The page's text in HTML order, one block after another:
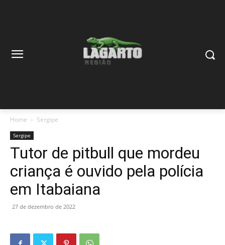
Home Sergipe
Sergipe
Tutor de pitbull que mordeu
criança é ouvido pela polícia
em Itabaiana
27 de dezembro de 2022